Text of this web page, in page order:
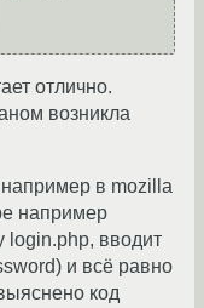
отлично.
возникла
например в mozilla
например
login.php, вводит
и всё равно
код